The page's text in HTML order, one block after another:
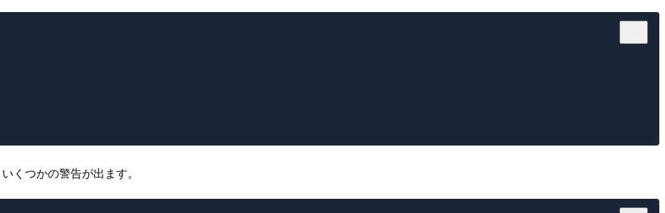
くつかの警告が出ます。